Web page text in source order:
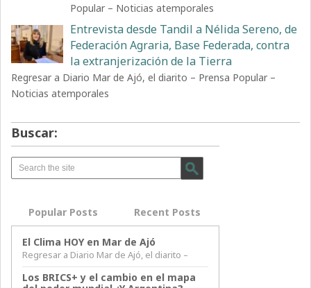
Popular – Noticias atemporales
Entrevista desde Tandil a Nélida Sereno, de
Federación Agraria, Base Federada, contra
la extranjerización de la Tierra
Regresar a Diario Mar de Ajó, el diarito – Prensa Popular –
Noticias atemporales
Buscar:
Popular Posts Recent Posts
El Clima HOY en Mar de Ajó
Regresar a Diario Mar de Ajó, el diarito –
Los BRICS+ y el cambio en el mapa